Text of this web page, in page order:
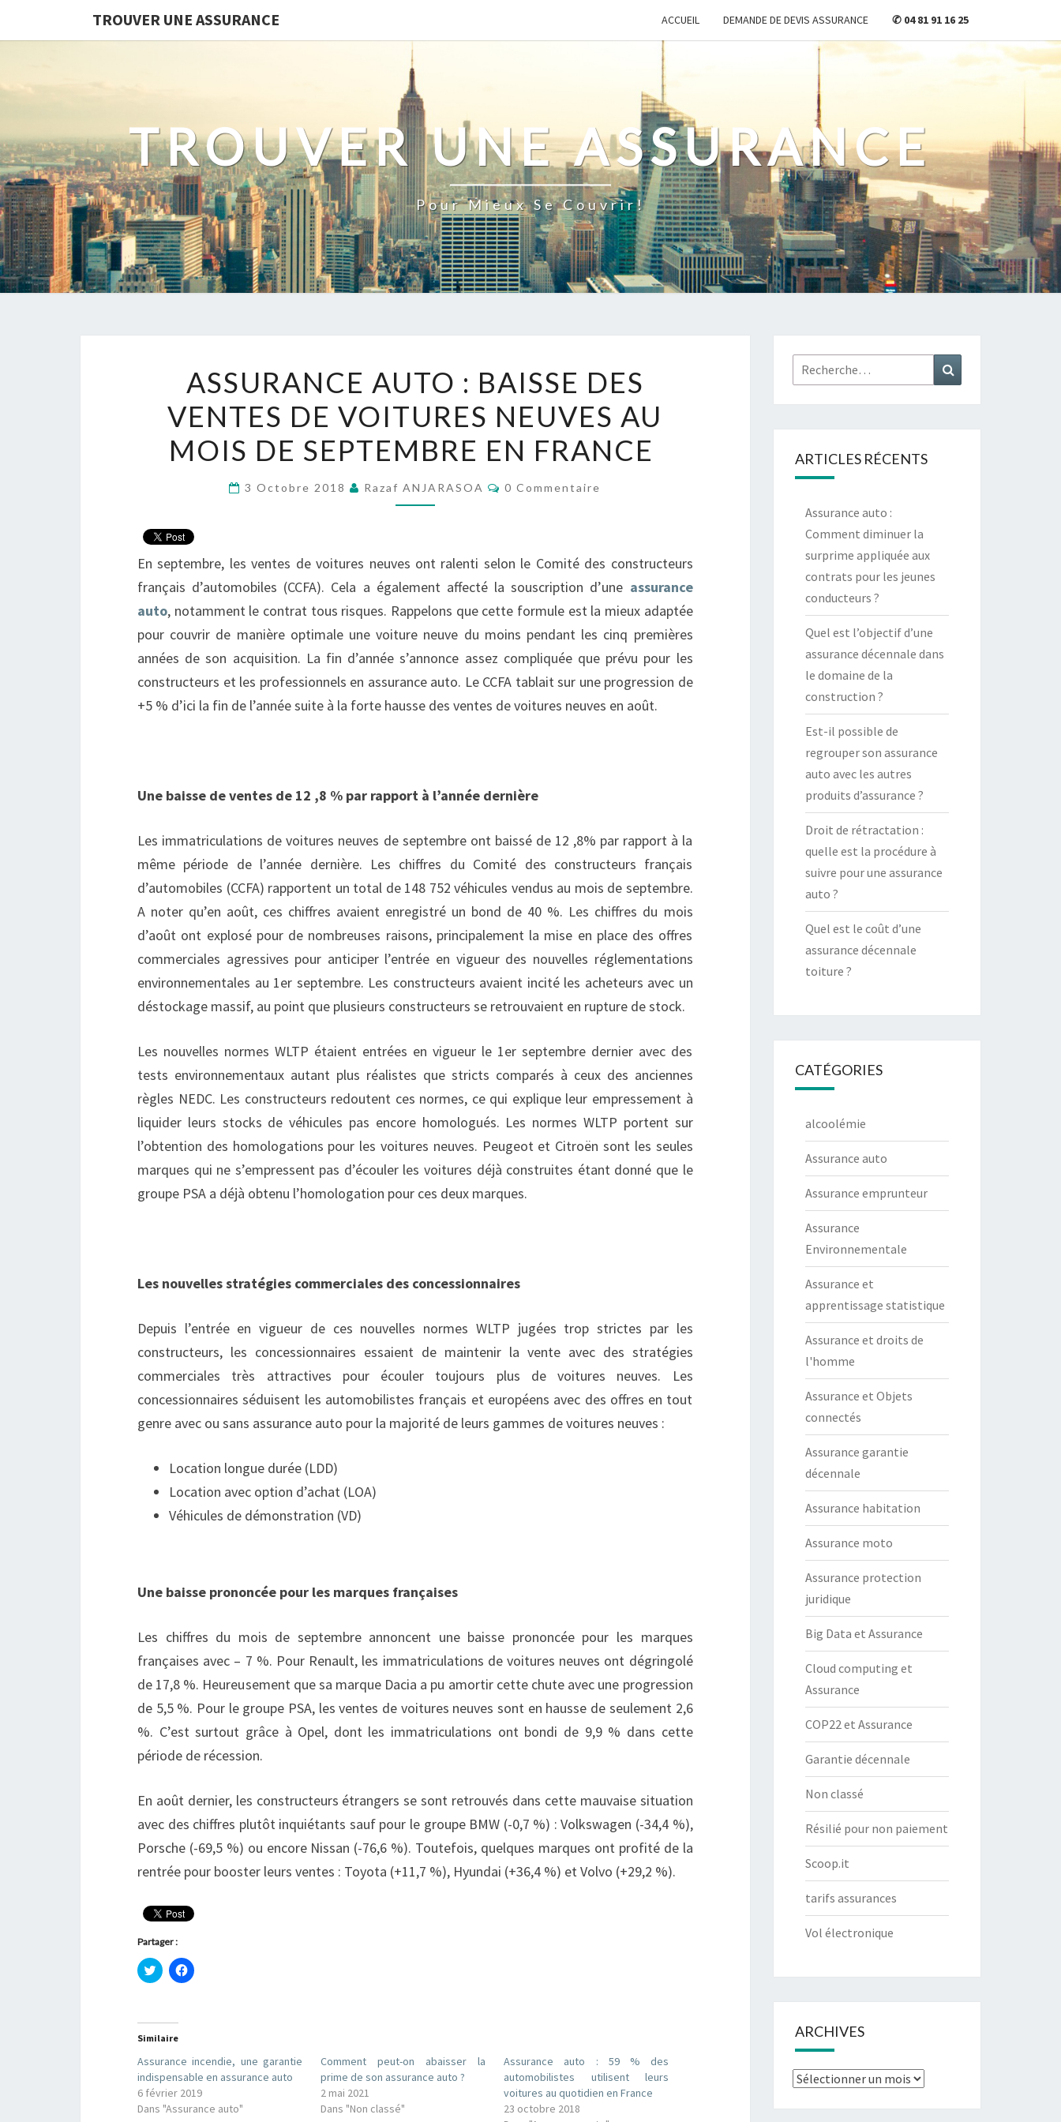
TROUVER UNE ASSURANCE ACCUEIL DEMANDE DE DEVIS ASSURANCE ✆ 04 81 91 16 25
TROUVER UNE ASSURANCE
Pour Mieux Se Couvrir!
AUTO
:
BAISSE
DES
DE
AU
MOIS
DE
SEPTEMBRE
EN
FRANCE
ASSURANCE AUTO : BAISSE DES
VENTES DE VOITURES NEUVES AU
MOIS DE SEPTEMBRE EN FRANCE
3 Octobre 2018 Razaf ANJARASOA Commentaires
0 Commentaire
En septembre, les ventes de voitures neuves ont ralenti selon le Comité des constructeurs
français d’automobiles (CCFA). Cela a également affecté la souscription d’une assurance
auto, notamment le contrat tous risques. Rappelons que cette formule est la mieux adaptée
pour couvrir de manière optimale une voiture neuve du moins pendant les cinq premières
années de son acquisition. La fin d’année s’annonce assez compliquée que prévu pour les
constructeurs et les professionnels en assurance auto. Le CCFA tablait sur une progression de
+5 % d’ici la fin de l’année suite à la forte hausse des ventes de voitures neuves en août.
Une baisse de ventes de 12 ,8 % par rapport à l’année dernière
Les immatriculations de voitures neuves de septembre ont baissé de 12 ,8% par rapport à la
même période de l’année dernière. Les chiffres du Comité des constructeurs français
d’automobiles (CCFA) rapportent un total de 148 752 véhicules vendus au mois de septembre.
A noter qu’en août, ces chiffres avaient enregistré un bond de 40 %. Les chiffres du mois
d’août ont explosé pour de nombreuses raisons, principalement la mise en place des offres
commerciales agressives pour anticiper l’entrée en vigueur des nouvelles réglementations
environnementales au 1er septembre. Les constructeurs avaient incité les acheteurs avec un
déstockage massif, au point que plusieurs constructeurs se retrouvaient en rupture de stock.
Les nouvelles normes WLTP étaient entrées en vigueur le 1er septembre dernier avec des
tests environnementaux autant plus réalistes que stricts comparés à ceux des anciennes
règles NEDC. Les constructeurs redoutent ces normes, ce qui explique leur empressement à
liquider leurs stocks de véhicules pas encore homologués. Les normes WLTP portent sur
l’obtention des homologations pour les voitures neuves. Peugeot et Citroën sont les seules
marques qui ne s’empressent pas d’écouler les voitures déjà construites étant donné que le
groupe PSA a déjà obtenu l’homologation pour ces deux marques.
Les nouvelles stratégies commerciales des concessionnaires
Depuis l’entrée en vigueur de ces nouvelles normes WLTP jugées trop strictes par les
constructeurs, les concessionnaires essaient de maintenir la vente avec des stratégies
commerciales très attractives pour écouler toujours plus de voitures neuves. Les
concessionnaires séduisent les automobilistes français et européens avec des offres en tout
genre avec ou sans assurance auto pour la majorité de leurs gammes de voitures neuves :
Location longue durée (LDD)
Location avec option d’achat (LOA)
Véhicules de démonstration (VD)
Une baisse prononcée pour les marques françaises
Les chiffres du mois de septembre annoncent une baisse prononcée pour les marques
françaises avec – 7 %. Pour Renault, les immatriculations de voitures neuves ont dégringolé
de 17,8 %. Heureusement que sa marque Dacia a pu amortir cette chute avec une progression
de 5,5 %. Pour le groupe PSA, les ventes de voitures neuves sont en hausse de seulement 2,6
%. C’est surtout grâce à Opel, dont les immatriculations ont bondi de 9,9 % dans cette
période de récession.
En août dernier, les constructeurs étrangers se sont retrouvés dans cette mauvaise situation
avec des chiffres plutôt inquiétants sauf pour le groupe BMW (-0,7 %) : Volkswagen (-34,4 %),
Porsche (-69,5 %) ou encore Nissan (-76,6 %). Toutefois, quelques marques ont profité de la
rentrée pour booster leurs ventes : Toyota (+11,7 %), Hyundai (+36,4 %) et Volvo (+29,2 %).
Partager :
C
l
e
p
u
p
a
r
t
C
l
u
r
p
a
r
t
Similaire
Assurance incendie, une garantie
indispensable en assurance auto
6 février 2019
Dans "Assurance auto"
Comment peut-on abaisser la
prime de son assurance auto ?
2 mai 2021
Dans "Non classé"
Assurance auto : 59 % des
automobilistes utilisent leurs
voitures au quotidien en France
23 octobre 2018
Rechercher :
ARTICLES RÉCENTS
Assurance auto :
Comment diminuer la
surprime appliquée aux
contrats pour les jeunes
conducteurs ?
Quel est l’objectif d’une
assurance décennale dans
le domaine de la
construction ?
Est-il possible de
regrouper son assurance
auto avec les autres
produits d’assurance ?
Droit de rétractation :
quelle est la procédure à
suivre pour une assurance
auto ?
Quel est le coût d’une
assurance décennale
toiture ?
CATÉGORIES
alcoolémie
Assurance auto
Assurance emprunteur
Assurance
Environnementale
Assurance et
apprentissage statistique
Assurance et droits de
l'homme
Assurance et Objets
connectés
Assurance garantie
décennale
Assurance habitation
Assurance moto
Assurance protection
juridique
Big Data et Assurance
Cloud computing et
Assurance
COP22 et Assurance
Garantie décennale
Non classé
Résilié pour non paiement
Scoop.it
tarifs assurances
Vol électronique
ARCHIVES
Archives